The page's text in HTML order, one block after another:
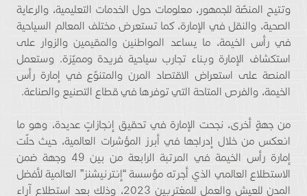
وتتيح المنصّة للجمهور، معلومات حول الخدمات التعليمية، والرعاية
الصحية، والنقل في الإمارة، كما تستعرض مختلف المعالم السياحية
في رأس الخيمة، ما يساعد المواطنين والمقيمين والزوار على
استكشاف الإمارة وبناء تجارب سياحية فريدة ومميّزة. وستعمل
المنصة على استعراض الاقتصاد المرن والمتنوّع في إمارة رأس
الخيمة، والفرص المتاحة التي توفرها في قطاع التصنيع والصناعة.
من جهةٍ أخرى، نجحت الإمارة في تحقيق إنجازاتٍ عديدة، وهو ما
انعكس من خلال إدراجها في أبرز المؤشرات العالمية، حيث حلّت
إمارة رأس الخيمة في المرتبة الرابعة من بين 49 وجهة ضمن
الاستطلاع العالمي الذي أجرته مؤسسة “إنترنيشنز” العالمية لأفضل
المدن للعيش والعمل للمغتربين 2023، وذلك بعد استطلاع آراء